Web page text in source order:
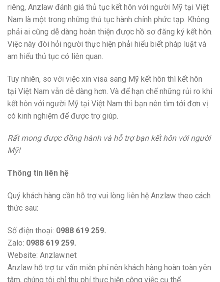
riêng, Anzlaw đánh giá thủ tục kết hôn với người Mỹ tại Việt
Nam là một trong những thủ tục hành chính phức tạp. Không
phải ai cũng dễ dàng hoàn thiện được hồ sơ đăng ký kết hôn.
Việc này đòi hỏi người thực hiện phải hiểu biết pháp luật và
am hiểu thủ tục có liên quan.
Tuy nhiên, so với việc xin visa sang Mỹ kết hôn thì kết hôn
tại Việt Nam vẫn dễ dàng hơn. Và để hạn chế những rủi ro khi
kết hôn với người Mỹ tại Việt Nam thì bạn nên tìm tới đơn vị
có kinh nghiệm để được trợ giúp.
Rất mong được đồng hành và hỗ trợ bạn kết hôn với người
Mỹ!
Thông tin liên hệ
Quý khách hàng cần hỗ trợ vui lòng liên hệ Anzlaw theo cách
thức sau:
Số điện thoại: 0988 619 259.
Zalo: 0988 619 259.
Website: Anzlaw.net
Anzlaw hỗ trợ tư vấn miễn phí nên khách hàng hoàn toàn yên
tâm, chúng tôi chỉ thu phí thực hiện công việc cụ thể.